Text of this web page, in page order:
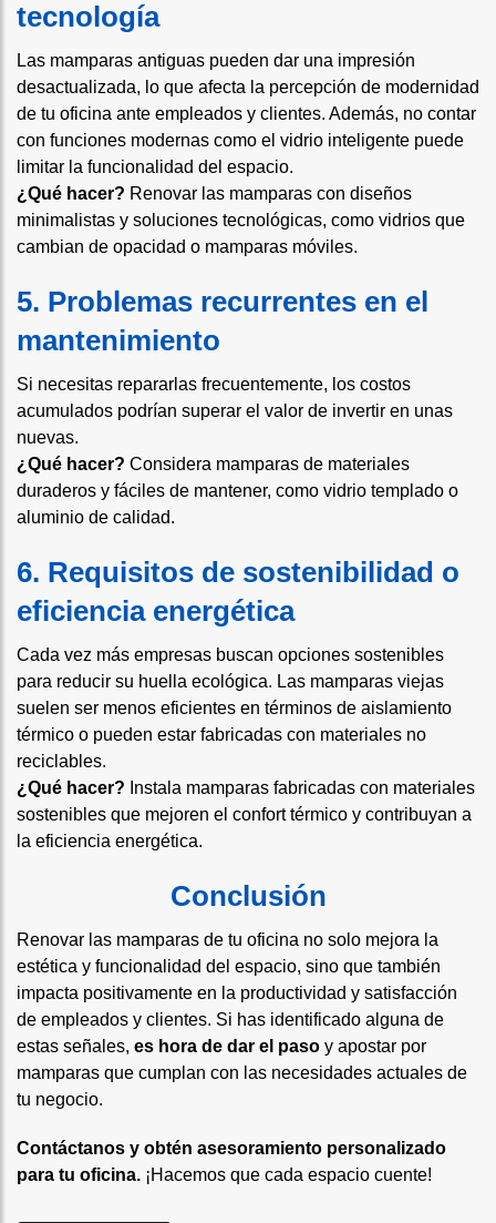
tecnología
Las mamparas antiguas pueden dar una impresión
desactualizada, lo que afecta la percepción de modernidad
de tu oficina ante empleados y clientes. Además, no contar
con funciones modernas como el vidrio inteligente puede
limitar la funcionalidad del espacio.
¿Qué hacer? Renovar las mamparas con diseños
minimalistas y soluciones tecnológicas, como vidrios que
cambian de opacidad o mamparas móviles.
5. Problemas recurrentes en el
mantenimiento
Si necesitas repararlas frecuentemente, los costos
acumulados podrían superar el valor de invertir en unas
nuevas.
¿Qué hacer? Considera mamparas de materiales
duraderos y fáciles de mantener, como vidrio templado o
aluminio de calidad.
6. Requisitos de sostenibilidad o
eficiencia energética
Cada vez más empresas buscan opciones sostenibles
para reducir su huella ecológica. Las mamparas viejas
suelen ser menos eficientes en términos de aislamiento
térmico o pueden estar fabricadas con materiales no
reciclables.
¿Qué hacer? Instala mamparas fabricadas con materiales
sostenibles que mejoren el confort térmico y contribuyan a
la eficiencia energética.
Conclusión
Renovar las mamparas de tu oficina no solo mejora la
estética y funcionalidad del espacio, sino que también
impacta positivamente en la productividad y satisfacción
de empleados y clientes. Si has identificado alguna de
estas señales, es hora de dar el paso y apostar por
mamparas que cumplan con las necesidades actuales de
tu negocio.
Contáctanos y obtén asesoramiento personalizado
para tu oficina. ¡Hacemos que cada espacio cuente!